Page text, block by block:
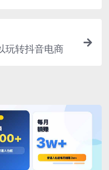
玩转抖音电商